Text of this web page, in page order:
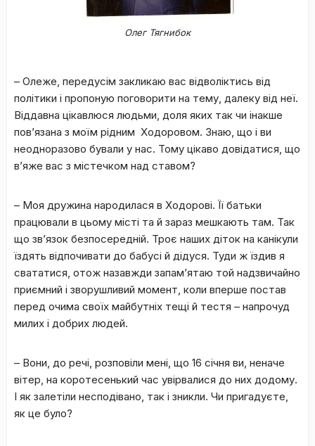
Олег Тягнибок
– Олеже, передусім закликаю вас відволіктись від
політики і пропоную поговорити на тему, далеку від неї.
Віддавна цікавлюся людьми, доля яких так чи інакше
пов’язана з моїм рідним Ходоровом. Знаю, що і ви
неодноразово бували у нас. Тому цікаво довідатися, що
в’яже вас з містечком над ставом?
– Моя дружина народилася в Ходорові. Її батьки
працювали в цьому місті та й зараз мешкають там. Так
що зв’язок безпосередній. Троє наших діток на канікули
їздять відпочивати до бабусі й дідуся. Туди ж їздив я
свататися, отож назавжди запам’ятаю той надзвичайно
приємний і зворушливий момент, коли вперше постав
перед очима своїх майбутніх тещі й тестя – напрочуд
милих і добрих людей.
– Вони, до речі, розповіли мені, що 16 січня ви, неначе
вітер, на коротесенький час увірвалися до них додому.
І як залетіли несподівано, так і зникли. Чи пригадуєте,
як це було?